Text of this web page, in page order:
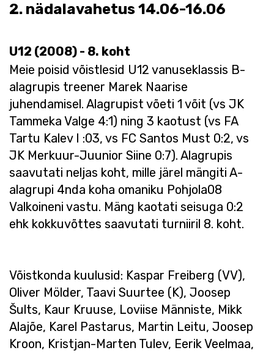
2. nädalavahetus 14.06-16.06
U12 (2008) - 8. koht
Meie poisid võistlesid U12 vanuseklassis B-
alagrupis treener Marek Naarise
juhendamisel. Alagrupist võeti 1 võit (vs JK
Tammeka Valge 4:1) ning 3 kaotust (vs FA
Tartu Kalev I :03, vs FC Santos Must 0:2, vs
JK Merkuur-Juunior Siine 0:7). Alagrupis
saavutati neljas koht, mille järel mängiti A-
alagrupi 4nda koha omaniku Pohjola08
Valkoineni vastu. Mäng kaotati seisuga 0:2
ehk kokkuvõttes saavutati turniiril 8. koht.
Võistkonda kuulusid: Kaspar Freiberg (VV),
Oliver Mölder, Taavi Suurtee (K), Joosep
Šults, Kaur Kruuse, Loviise Männiste, Mikk
Alajõe, Karel Pastarus, Martin Leitu, Joosep
Kroon, Kristjan-Marten Tulev, Eerik Veelmaa,